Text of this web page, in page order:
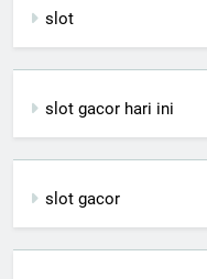
slot
slot gacor hari ini
slot gacor